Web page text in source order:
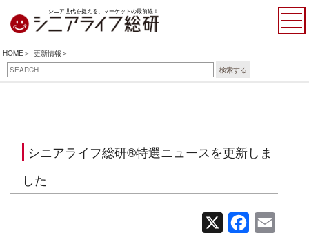
シニア世代を捉える、マーケットの最前線！
HOME
更新情報
検索する
シニアライフ総研®特選ニュースを更新しま
した
Facebook